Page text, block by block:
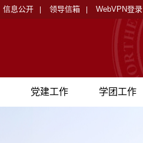
信息公开 领导信箱 WebVPN登录
党建工作 学团工作